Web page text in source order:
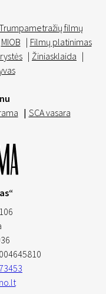
filmų
MIOB | Filmų platinimas
| Žiniasklaida |
| SCA vasara